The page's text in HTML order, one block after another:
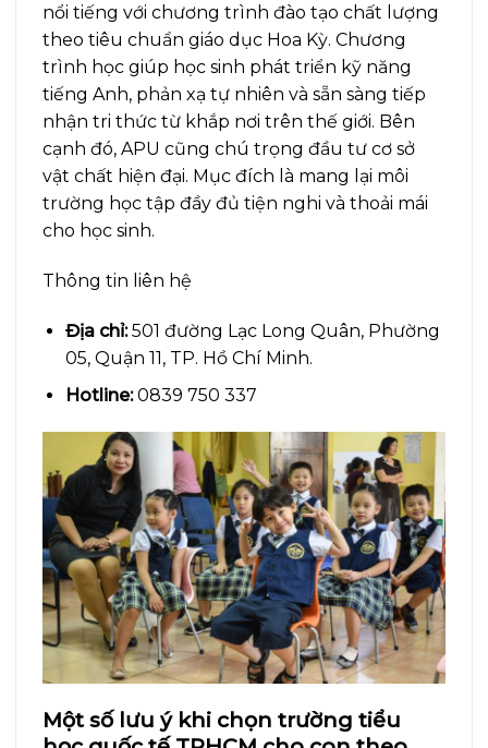
nổi tiếng với chương trình đào tạo chất lượng
theo tiêu chuẩn giáo dục Hoa Kỳ. Chương
trình học giúp học sinh phát triển kỹ năng
tiếng Anh, phản xạ tự nhiên và sẵn sàng tiếp
nhận tri thức từ khắp nơi trên thế giới. Bên
cạnh đó, APU cũng chú trọng đầu tư cơ sở
vật chất hiện đại. Mục đích là mang lại môi
trường học tập đầy đủ tiện nghi và thoải mái
cho học sinh.
Thông tin liên hệ
Địa chỉ:501 đường Lạc Long Quân, Phường
05, Quận 11, TP. Hồ Chí Minh.
Hotline:0839 750 337
Một số lưu ý khi chọn trường tiểu